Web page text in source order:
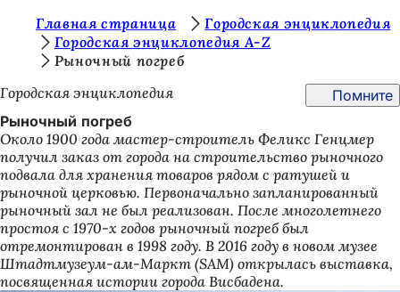
Перейти к содержимому
з
д
е
с
ь
:
Главная страница
Городская энциклопедия
Городская энциклопедия A-Z
Рыночный погреб
Городская энциклопедия
Помните
Рыночный погреб
Около 1900 года мастер-строитель Феликс Генцмер
получил заказ от города на строительство рыночного
подвала для хранения товаров рядом с ратушей и
рыночной церковью. Первоначально запланированный
рыночный зал не был реализован. После многолетнего
простоя с 1970-х годов рыночный погреб был
отремонтирован в 1998 году. В 2016 году в новом музее
Штадтмузеум-ам-Маркт (SAM) открылась выставка,
посвященная истории города Висбадена.